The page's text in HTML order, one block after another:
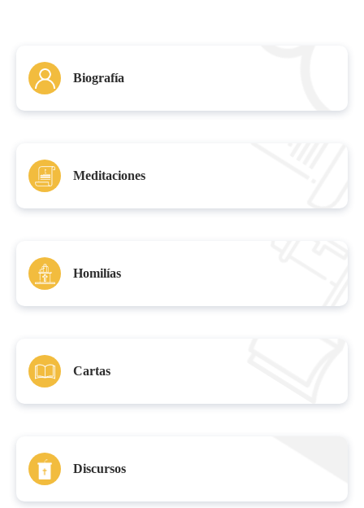
Biografía
Meditaciones
Homilías
Cartas
Discursos